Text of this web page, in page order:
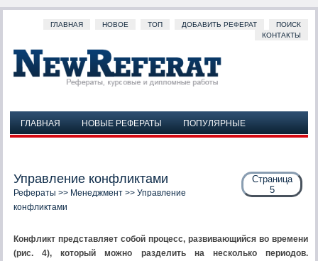
ГЛАВНАЯ НОВОЕ ТОП ДОБАВИТЬ РЕФЕРАТ
ПОИСК
КОНТАКТЫ
ГЛАВНАЯ НОВЫЕ РЕФЕРАТЫ
ПОПУЛЯРНЫЕ
Страница
5
Управление конфликтами
Рефераты >> Менеджмент >> Управление
конфликтами
Конфликт представляет собой процесс, развивающийся во времени
(рис. 4), который можно разделить на несколько периодов.